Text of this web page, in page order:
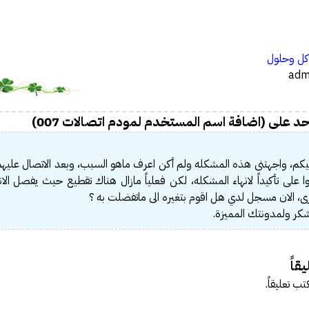
وحلول
على (اضافة اسم المستخدم لمودم اتصالات 007)
واجهتنى هذه المشكله ولم أكن اعرف ماهو السبب، وبعد الاتصال
على تأكيداً لانهاء المشكله، لكن فعلياً مازال هناك تقطيع حيث يفصل
الان مسجل لدي هل اقوم بتغيره الى ماتفضلت به ؟
ولمدونتك المميزة.
تعليقاً.